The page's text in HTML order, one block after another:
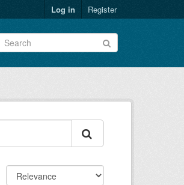
Log in Register